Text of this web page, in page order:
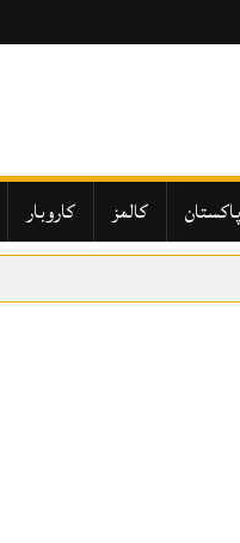
پاکستان کالمز کاروبار